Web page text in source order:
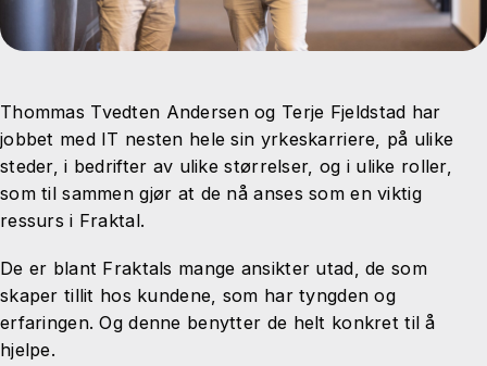
Thommas Tvedten Andersen og Terje Fjeldstad har
jobbet med IT nesten hele sin yrkeskarriere, på ulike
steder, i bedrifter av ulike størrelser, og i ulike roller,
som til sammen gjør at de nå anses som en viktig
ressurs i Fraktal.
De er blant Fraktals mange ansikter utad, de som
skaper tillit hos kundene, som har tyngden og
erfaringen. Og denne benytter de helt konkret til å
hjelpe.